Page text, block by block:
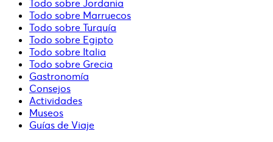
Todo sobre Jordania
Todo sobre Marruecos
Todo sobre Turquía
Todo sobre Egipto
Todo sobre Italia
Todo sobre Grecia
Gastronomía
Consejos
Actividades
Museos
Guías de Viaje